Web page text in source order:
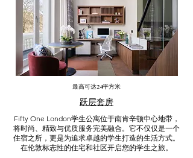
最高可达24平方米
跃层套房
Fifty One London学生公寓位于南肯辛顿中心地带，
将时尚、精致与优质服务完美融合。它不仅仅是一个
住宿之所，更是为追求卓越的学生打造的生活方式。
在伦敦标志性的住宅和社区开启您的学生之旅。